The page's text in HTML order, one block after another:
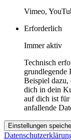
Vimeo,
Erforderlich
Immer aktiv
Technisch
grundlegende
Beispiel dazu,
dich in dein
auf dich ist
anfallende
Einstellungen